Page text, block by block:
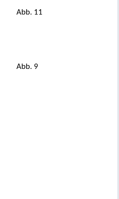
Abb. 11
Abb. 9